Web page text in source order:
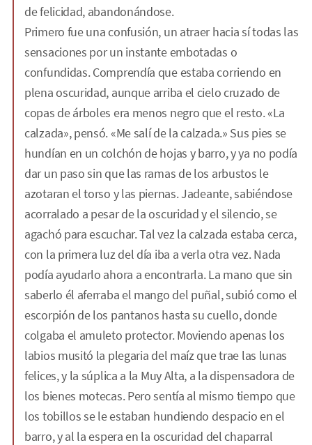
de felicidad, abandonándose.
Primero fue una confusión, un atraer hacia sí todas las
sensaciones por un instante embotadas o
confundidas. Comprendía que estaba corriendo en
plena oscuridad, aunque arriba el cielo cruzado de
copas de árboles era menos negro que el resto. «La
calzada», pensó. «Me salí de la calzada.» Sus pies se
hundían en un colchón de hojas y barro, y ya no podía
dar un paso sin que las ramas de los arbustos le
azotaran el torso y las piernas. Jadeante, sabiéndose
acorralado a pesar de la oscuridad y el silencio, se
agachó para escuchar. Tal vez la calzada estaba cerca,
con la primera luz del día iba a verla otra vez. Nada
podía ayudarlo ahora a encontrarla. La mano que sin
saberlo él aferraba el mango del puñal, subió como el
escorpión de los pantanos hasta su cuello, donde
colgaba el amuleto protector. Moviendo apenas los
labios musitó la plegaria del maíz que trae las lunas
felices, y la súplica a la Muy Alta, a la dispensadora de
los bienes motecas. Pero sentía al mismo tiempo que
los tobillos se le estaban hundiendo despacio en el
barro, y al la espera en la oscuridad del chaparral